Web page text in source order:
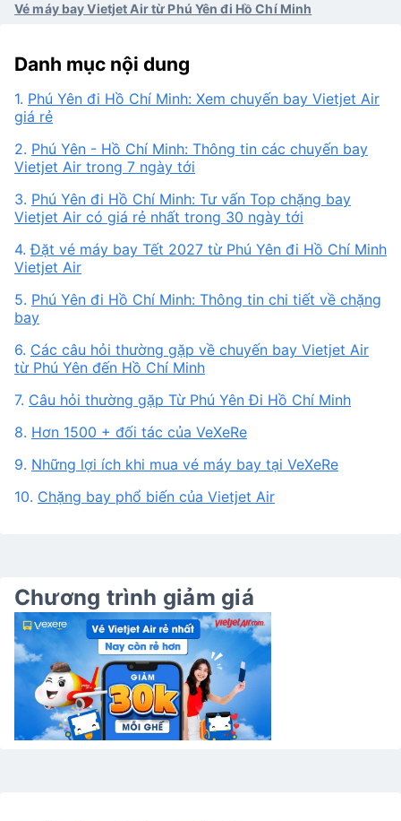
Vé máy bay Vietjet Air từ Phú Yên đi Hồ Chí Minh
Danh mục nội dung
1. Phú Yên đi Hồ Chí Minh: Xem chuyến bay Vietjet Air
giá rẻ
2. Phú Yên - Hồ Chí Minh: Thông tin các chuyến bay
Vietjet Air trong 7 ngày tới
3. Phú Yên đi Hồ Chí Minh: Tư vấn Top chặng bay
Vietjet Air có giá rẻ nhất trong 30 ngày tới
4.Đặt vé máy bay Tết 2027 từ Phú Yên đi Hồ Chí Minh
Vietjet Air
5. Phú Yên đi Hồ Chí Minh: Thông tin chi tiết về chặng
bay
6. Các câu hỏi thường gặp về chuyến bay Vietjet Air
từ Phú Yên đến Hồ Chí Minh
7. Câu hỏi thường gặp Từ Phú Yên Đi Hồ Chí Minh
8. Hơn 1500 + đối tác của VeXeRe
9. Những lợi ích khi mua vé máy bay tại VeXeRe
10. Chặng bay phổ biến của Vietjet Air
Chương trình giảm giá